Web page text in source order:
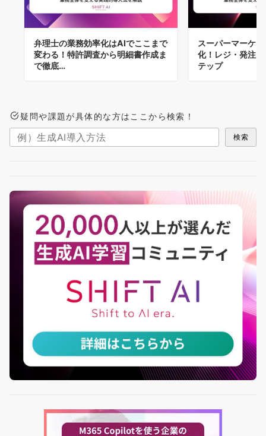
弁理士の業務効率化はAIでここまで
変わる！特許調査から明細書作成ま
で徹底…
スーパーマーケ
化！レジ・発注
テップ
疑問や課題が具体的な方はここから検索！
検索